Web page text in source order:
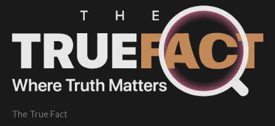
The True Fact